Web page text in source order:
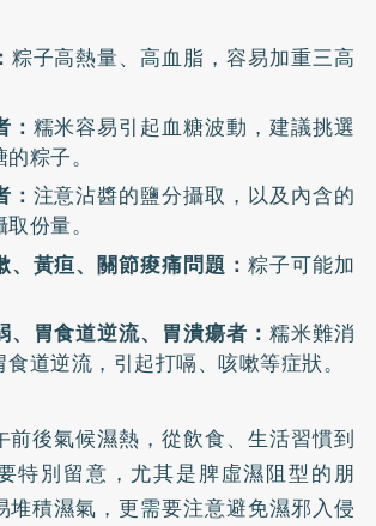
粽子高熱量、高血脂，容易加重三高
糯米容易引起血糖波動，建議挑選
粽子。
注意沾醬的鹽分攝取，以及內含的
份量。
、黃疸、關節痠痛問題： 粽子可能加
、胃食道逆流、胃潰瘍者： 糯米難消
道逆流，引起打嗝、咳嗽等症狀。
前後氣候濕熱，從飲食、生活習慣到
特別留意，尤其是脾虛濕阻型的朋
堆積濕氣，更需要注意避免濕邪入侵